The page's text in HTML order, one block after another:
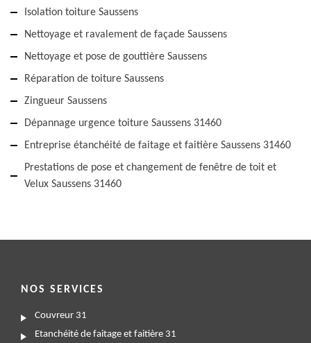
Isolation toiture Saussens
Nettoyage et ravalement de façade Saussens
Nettoyage et pose de gouttière Saussens
Réparation de toiture Saussens
Zingueur Saussens
Dépannage urgence toiture Saussens 31460
Entreprise étanchéité de faitage et faitière Saussens 31460
Prestations de pose et changement de fenêtre de toit et
Velux Saussens 31460
NOS SERVICES
Couvreur 31
Etanchéité de faitage et faitière 31